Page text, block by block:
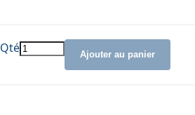
Qté Ajouter au panier